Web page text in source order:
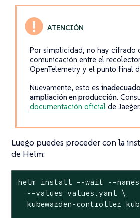
Por simplicidad, no hay cifrado
comunicación entre el
OpenTelemetry y el punto final
Nuevamente, esto es
ampliación en producción.
documentación oficialde Jaeger.
Luego puedes proceder con la
de Helm:
helm install --wait --
  --values values.yaml \
kubewarden-controller